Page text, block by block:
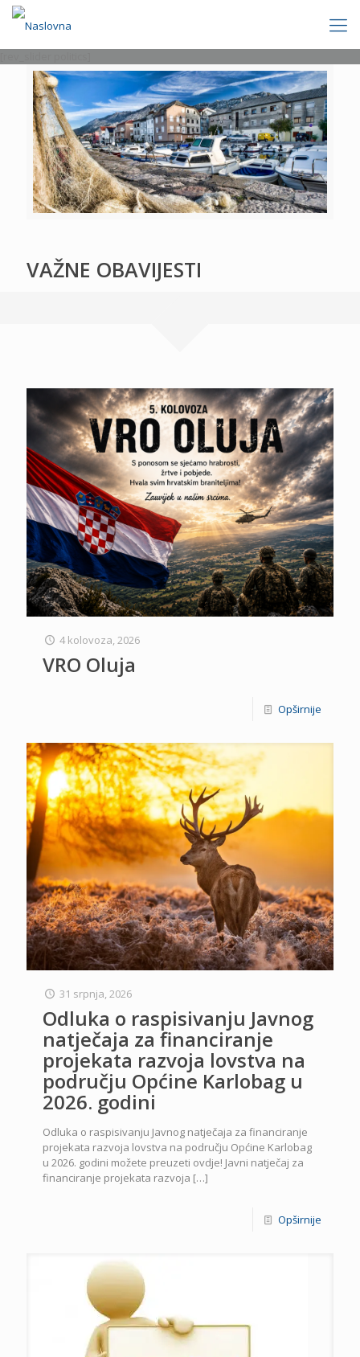
VAŽNE OBAVIJESTI
4 kolovoza, 2026
VRO Oluja
Opširnije
31 srpnja, 2026
Odluka o raspisivanju Javnog
natječaja za financiranje
projekata razvoja lovstva na
području Općine Karlobag u
2026. godini
Odluka o raspisivanju Javnog natječaja za financiranje
projekata razvoja lovstva na području Općine Karlobag
u 2026. godini možete preuzeti ovdje! Javni natječaj za
financiranje projekata razvoja […]
Opširnije